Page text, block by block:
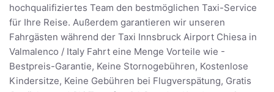
hochqualifiziertes Team den bestmöglichen Taxi-Service
für Ihre Reise. Außerdem garantieren wir unseren
Fahrgästen während der Taxi Innsbruck Airport Chiesa in
Valmalenco / Italy Fahrt eine Menge Vorteile wie -
Bestpreis-Garantie, Keine Stornogebühren, Kostenlose
Kindersitze, Keine Gebühren bei Flugverspätung, Gratis